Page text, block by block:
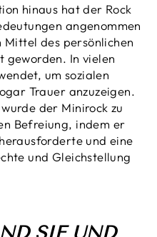
hinaus hat der Rock
angenommen
des persönlichen
geworden. In vielen
um sozialen
Trauer anzuzeigen.
der Minirock zu
Befreiung, indem er
und eine
und Gleichstellung